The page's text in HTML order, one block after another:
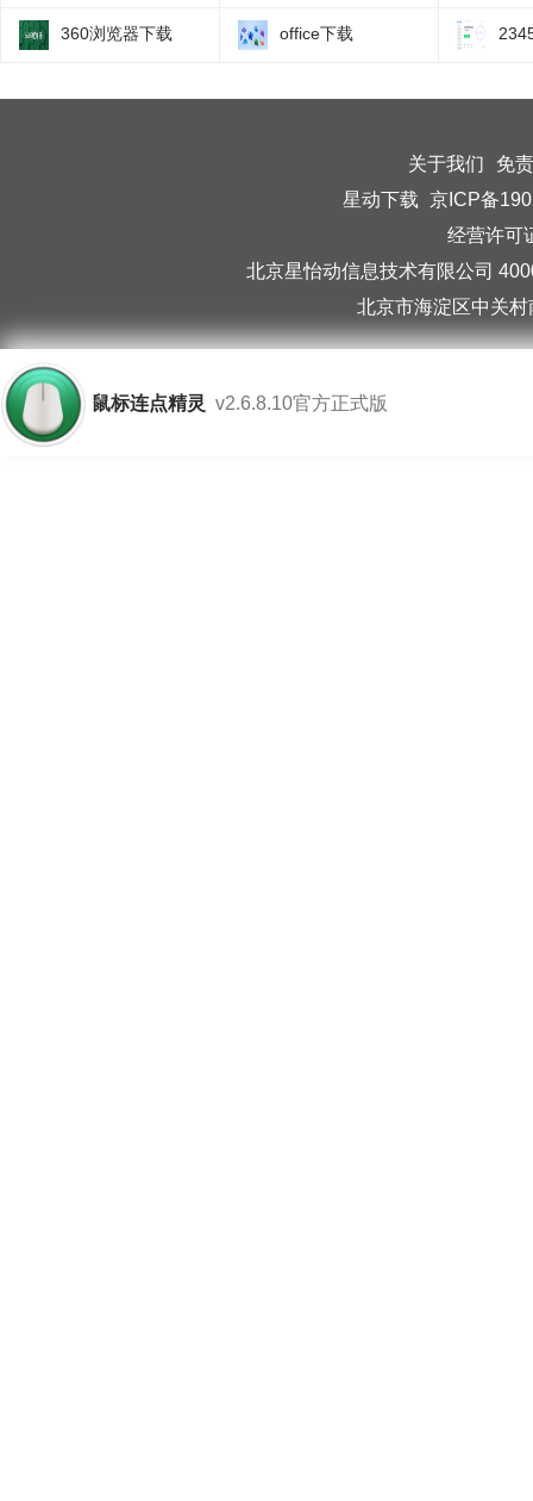
360浏览器下载 office下载
关于我们
免
星动下载 京ICP备
经营许可
北京星怡动信息技术有限公司
北京市海淀区中关
鼠标连点精灵 v2.6.8.10官方正式版